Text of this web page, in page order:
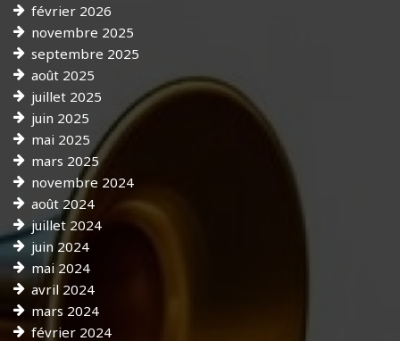
février 2026
novembre 2025
septembre 2025
août 2025
juillet 2025
juin 2025
mai 2025
mars 2025
novembre 2024
août 2024
juillet 2024
juin 2024
mai 2024
avril 2024
mars 2024
février 2024